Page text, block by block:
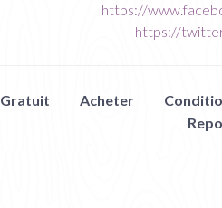
https://
https://
Gratuit Acheter